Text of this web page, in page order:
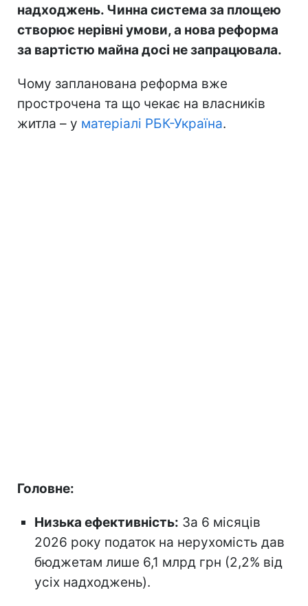
надходжень. Чинна система за площею
створює нерівні умови, а нова реформа
за вартістю майна досі не запрацювала.
Чому запланована реформа вже
прострочена та що чекає на власників
житла – у матеріалі РБК-Україна.
Головне:
Низька ефективність: За 6 місяців
2026 року податок на нерухомість дав
бюджетам лише 6,1 млрд грн (2,2% від
усіх надходжень).